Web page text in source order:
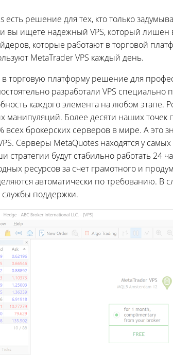
решение для тех, кто только
ищете надежный VPS, который лишен
которые работают в торговой
MetaTrader VPS каждый день.
торговую платформу решение для
разработали VPS
каждого элемента на любом
манипуляций. Более десяти наших
всех брокерских серверов в мире. А
Серверы MetaQuotes находятся у
стратегии будут стабильно работать 24
ресурсов за счет грамотного и
автоматически по требованию.
службы поддержки.